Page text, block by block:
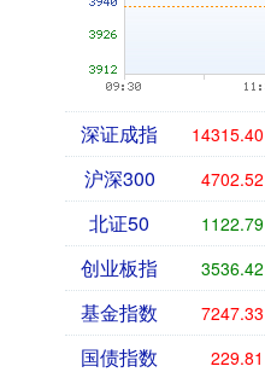
深证成指 14315.40
沪深300 4702.52
北证50 1122.79
创业板指 3536.42
基金指数 7247.33
国债指数 229.81